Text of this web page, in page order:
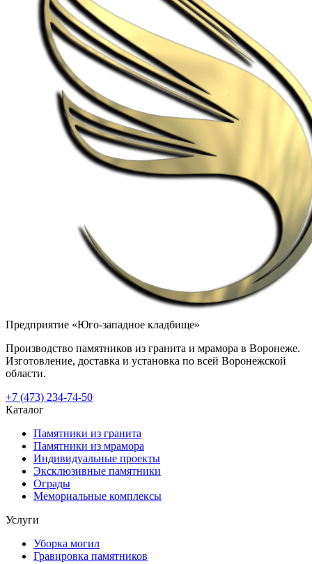
Предприятие «Юго-западное кладбище»
Производство памятников из гранита и мрамора в Воронеже.
Изготовление, доставка и установка по всей Воронежской
области.
+7 (473) 234-74-50
Каталог
Памятники из гранита
Памятники из мрамора
Индивидуальные проекты
Эксклюзивные памятники
Ограды
Мемориальные комплексы
Услуги
Уборка могил
Гравировка памятников